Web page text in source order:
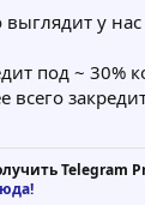
у нас
под ~ 30%
всего
Telegram